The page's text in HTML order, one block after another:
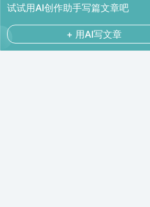
试试用AI创作助手写篇文章吧
+ 用AI写文章